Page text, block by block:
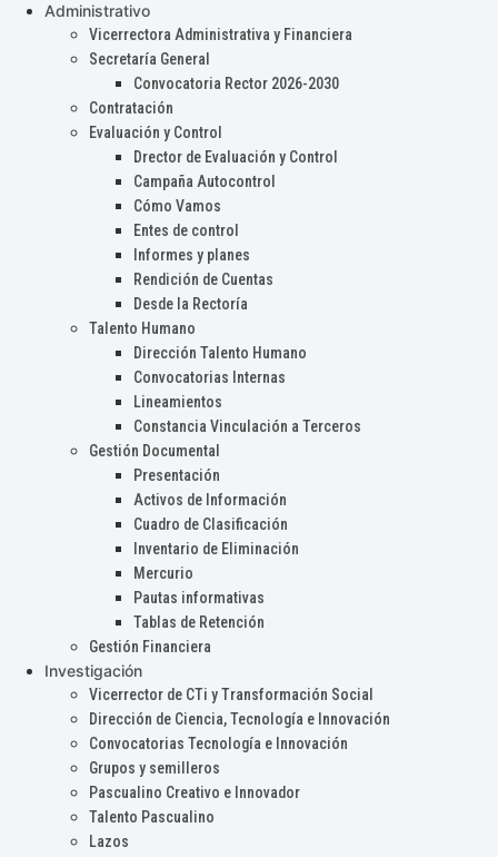
Administrativo
Vicerrectora Administrativa y Financiera
Secretaría General
Convocatoria Rector 2026-2030
Contratación
Evaluación y Control
Drector de Evaluación y Control
Campaña Autocontrol
Cómo Vamos
Entes de control
Informes y planes
Rendición de Cuentas
Desde la Rectoría
Talento Humano
Dirección Talento Humano
Convocatorias Internas
Lineamientos
Constancia Vinculación a Terceros
Gestión Documental
Presentación
Activos de Información
Cuadro de Clasificación
Inventario de Eliminación
Mercurio
Pautas informativas
Tablas de Retención
Gestión Financiera
Investigación
Vicerrector de CTi y Transformación Social
Dirección de Ciencia, Tecnología e Innovación
Convocatorias Tecnología e Innovación
Grupos y semilleros
Pascualino Creativo e Innovador
Talento Pascualino
Lazos